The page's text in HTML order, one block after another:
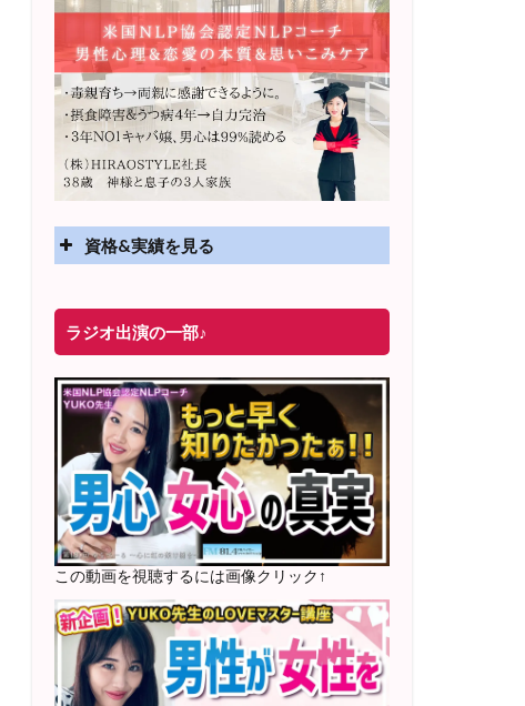
資格&実績を見る
2025年4月〜 altruismコミュニティ×講座
オンラインサロン開講
2025年5月〜 FMラジオ79.9「LOVEマス
ター講座」準レギュラー出演中！
2023年12月〜 FM81.4ラジオFMハイホ
ー「LOVEマスター講座」準レギュラー出
演中！
〜2025年5月 個別セッション相談実績
1500名越え
2022年6月〜24年7月 自己肯定感を高め
るメールレッスン1000名以上参加
〜2024年7月 恋愛テキスト動画セット販
売実績
ラジオ出演の一部♪
この動画を視聴するには画像クリック↑